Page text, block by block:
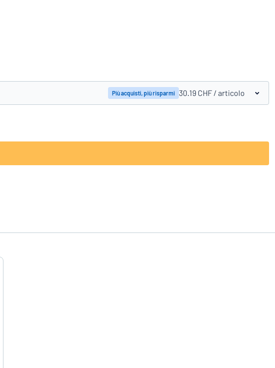
Più acquisti, più risparmi 30.19 CHF / articolo